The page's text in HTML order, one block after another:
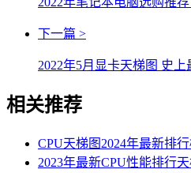
下一篇 >
2022年5月显卡天梯图 史
相关推荐
CPU天梯图2024年最新排
2023年最新CPU性能排行